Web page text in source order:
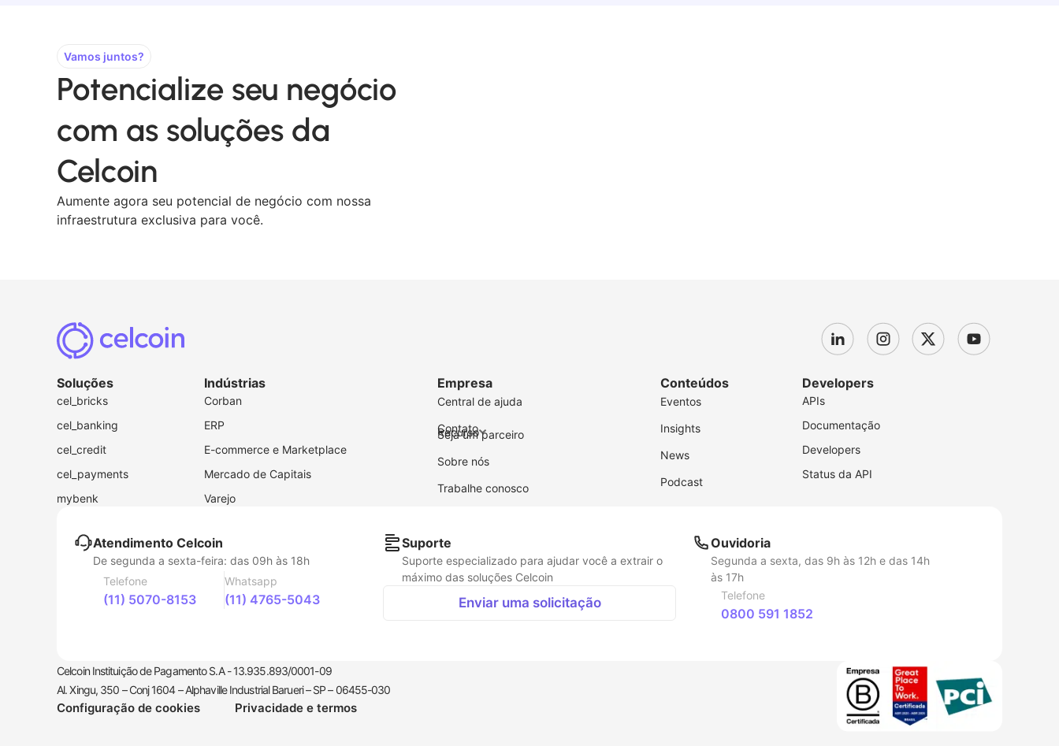
Vamos juntos?
Potencialize seu negócio
com as soluções da
Celcoin
Aumente agora seu potencial de negócio com nossa
infraestrutura exclusiva para você.
Soluções
cel_bricks
cel_banking
cel_credit
cel_payments
mybenk
Indústrias
Corban
ERP
E-commerce e Marketplace
Mercado de Capitais
Varejo
Empresa
Central de ajuda
Contato
Recurso
Seja um parceiro
Sobre nós
Trabalhe conosco
Conteúdos
Eventos
Insights
News
Podcast
Developers
APIs
Documentação
Developers
Status da API
Atendimento Celcoin
De segunda a sexta-feira: das 09h às 18h
Telefone
(11) 5070-8153
Whatsapp
(11) 4765-5043
Suporte
Suporte especializado para ajudar você a extrair o
máximo das soluções Celcoin
Enviar uma solicitação
Ouvidoria
Segunda a sexta, das 9h às 12h e das 14h
às 17h
Telefone
0800 591 1852
Celcoin Instituição de Pagamento S.A - 13.935.893/0001-09
Al. Xingu, 350 – Conj 1604 – Alphaville Industrial Barueri – SP – 06455-030
Configuração de cookies Privacidade e termos